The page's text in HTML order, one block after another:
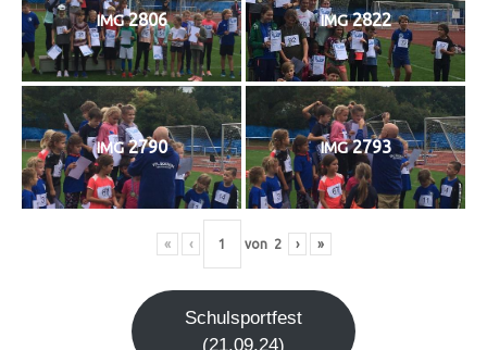
IMG2806 IMG2822
IMG2790 IMG2793
« ‹ von 2 › »
Schul­sport­fest
(21.09.24)